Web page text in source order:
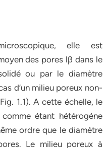
elle est
des pores lβ dans le
ou par le diamètre
d’un milieu poreux non-
1.1). A cette échelle, le
étant hétérogène
ordre que le diamètre
Le milieu poreux à